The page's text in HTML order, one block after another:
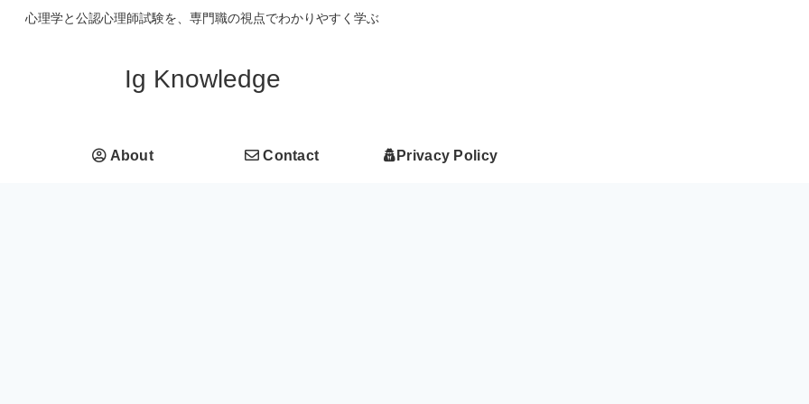
心理学と公認心理師試験を、専門職の視点でわかりやすく学ぶ
Ig Knowledge
About Contact Privacy Policy